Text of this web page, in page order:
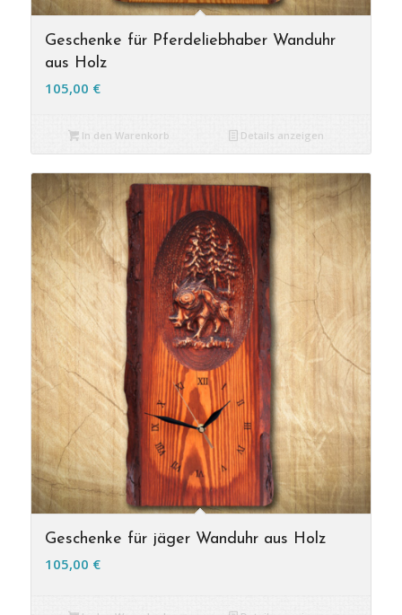
Geschenke für Pferdeliebhaber Wanduhr
aus Holz
105,00 €
In den Warenkorb Details anzeigen
Geschenke für jäger Wanduhr aus Holz
105,00 €